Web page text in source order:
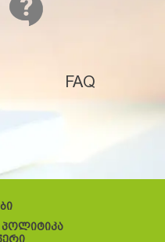
FAQ